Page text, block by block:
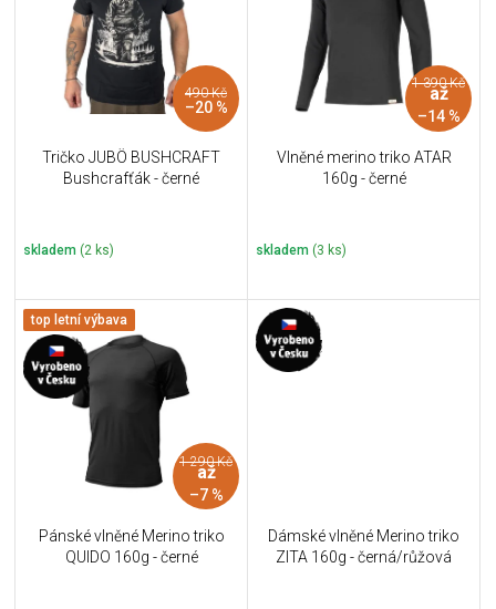
490 Kč
–20 %
Tričko JUBÖ BUSHCRAFT
Bushcrafťák - černé
skladem (2 ks)
1 390 Kč
až
–14 %
Vlněné merino triko ATAR
160g - černé
skladem (3 ks)
top letní výbava
1 290 Kč
až
–7 %
Pánské vlněné Merino triko
QUIDO 160g - černé
Dámské vlněné Merino triko
ZITA 160g - černá/růžová